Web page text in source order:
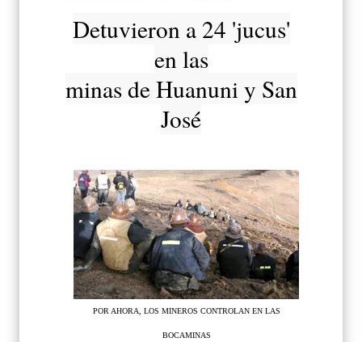
Detuvieron a 24 'jucus'
en las
minas de Huanuni y San
José
POR AHORA, LOS MINEROS CONTROLAN EN LAS
BOCAMINAS